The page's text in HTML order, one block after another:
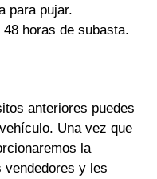
para pujar.
horas de subasta.
anteriores puedes
Una vez que
la
vendedores y les